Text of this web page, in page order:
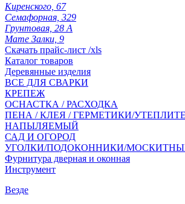
Киренского, 67
Семафорная, 329
Грунтовая, 28 А
Мате Залки, 9
Скачать прайс-лист /xls
Каталог товаров
Деревянные изделия
ВСЕ ДЛЯ СВАРКИ
КРЕПЕЖ
ОСНАСТКА / РАСХОДКА
ПЕНА / КЛЕЯ / ГЕРМЕТИКИ/
НАПЫЛЯЕМЫЙ
САД И ОГОРОД
УГОЛКИ/ПОДОКОННИКИ/
Фурнитура дверная и оконная
Инструмент
Везде